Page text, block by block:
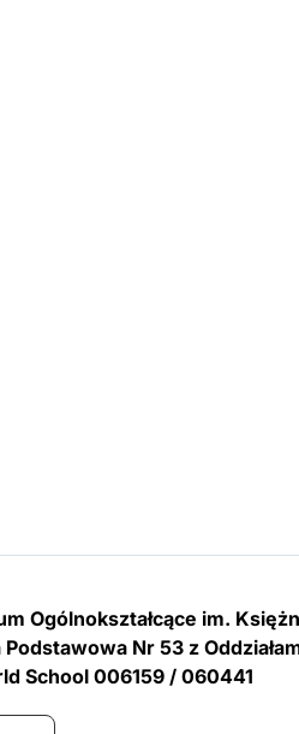
Ogólnokształcące im.
Podstawowa Nr 53 z
School 006159 / 060441